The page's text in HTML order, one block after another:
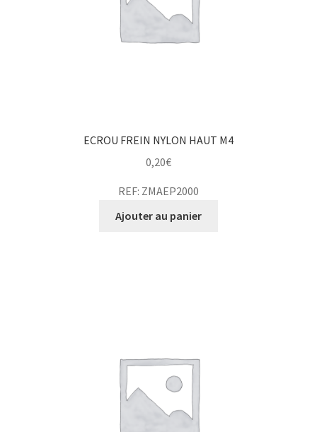
ECROU FREIN NYLON HAUT M4
0,20€
REF: ZMAEP2000
Ajouter au panier